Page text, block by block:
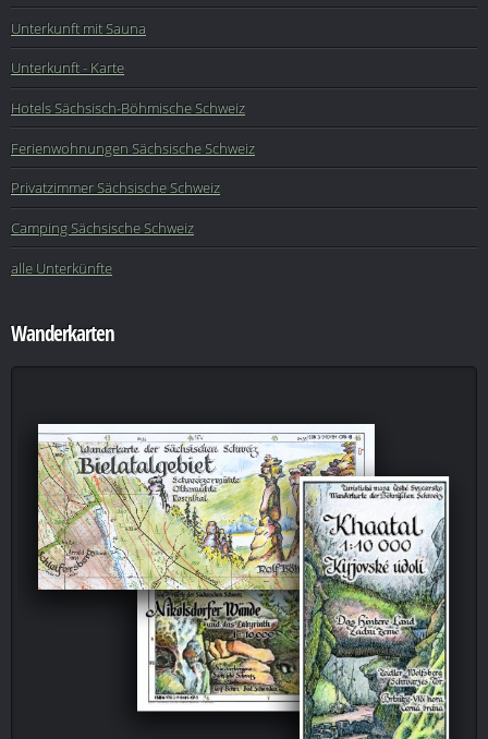
Unterkunft mit Sauna
Unterkunft - Karte
Hotels Sächsisch-Böhmische Schweiz
Ferienwohnungen Sächsische Schweiz
Privatzimmer Sächsische Schweiz
Camping Sächsische Schweiz
alle Unterkünfte
Wanderkarten